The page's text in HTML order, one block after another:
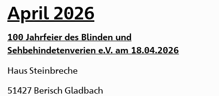
April 2026
100 Jahrfeier des Blinden und
Sehbehindetenverien e.V. am 18.04.2026
Haus Steinbreche
51427 Berisch Gladbach